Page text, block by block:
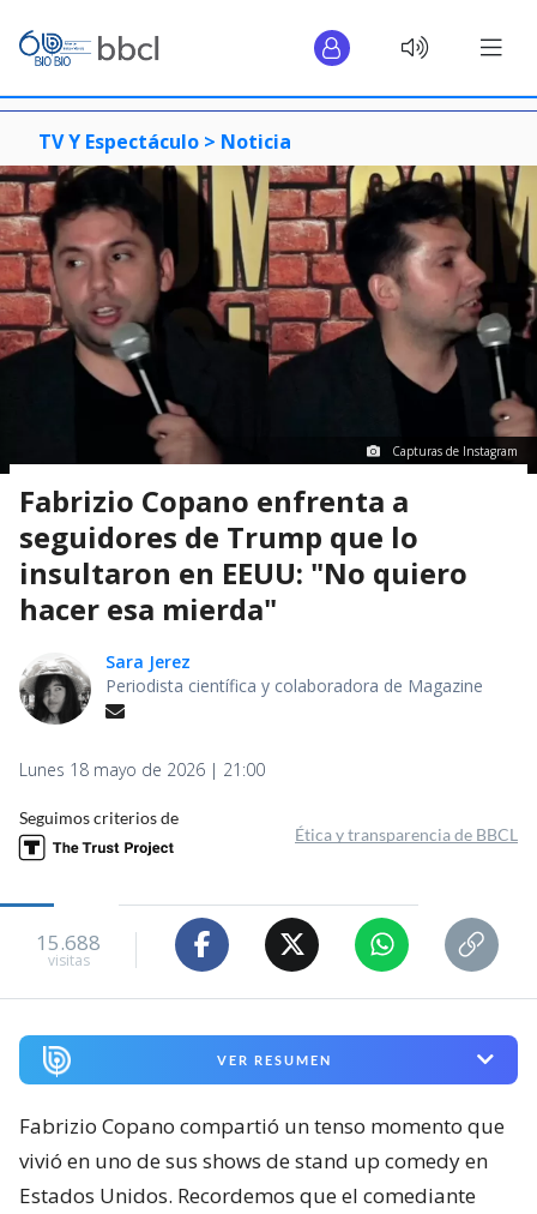
TV Y Espectáculo > Noticia
Capturas de Instagram
Fabrizio Copano enfrenta a
seguidores de Trump que lo
insultaron en EEUU: "No quiero
hacer esa mierda"
Sara Jerez
Periodista científica y colaboradora de Magazine
Lunes 18 mayo de 2026 | 21:00
Seguimos criterios de
Ética y transparencia de BBCL
15.688
visitas
VER RESUMEN
Fabrizio Copano compartió un tenso momento que
vivió en uno de sus shows de stand up comedy en
Estados Unidos. Recordemos que el comediante